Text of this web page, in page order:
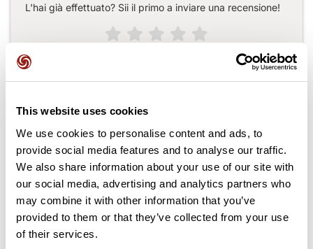
This website uses cookies
We use cookies to personalise content and ads, to
provide social media features and to analyse our traffic.
We also share information about your use of our site with
our social media, advertising and analytics partners who
may combine it with other information that you’ve
provided to them or that they’ve collected from your use
of their services.
L'hai già effettuato? Sii il primo a inviare una recensione!
Passi lungo il percorso
37 km Col du Tourmalet 2.115 m
67 km Col d'Aspin 1.489 m
107 km Hourquette d'Ancizan